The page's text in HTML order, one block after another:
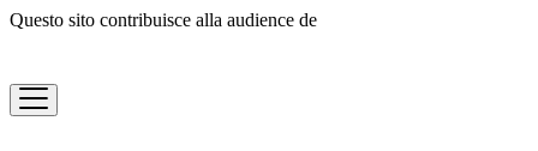
Questo sito contribuisce alla audience de